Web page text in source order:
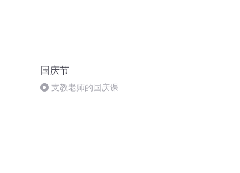
国庆节
支教老师的国庆课